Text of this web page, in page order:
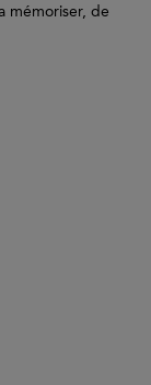
mémoriser, de